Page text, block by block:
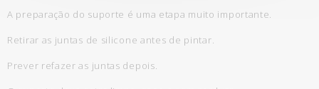
A preparação do suporte é uma etapa muito importante.
Retirar as juntas de silicone antes de pintar.
Prever refazer as juntas depois.